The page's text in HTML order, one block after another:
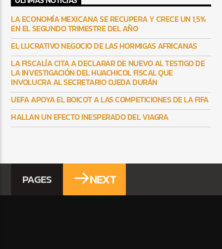
LA ECONOMÍA MEXICANA SE RECUPERA Y CRECE UN 1,5%
EN EL SEGUNDO TRIMESTRE DEL AÑO
EL LUCRATIVO NEGOCIO DE LAS HORMIGAS AFRICANAS
LA FISCALÍA CITA A DECLARAR DE NUEVO AL TESTIGO DE
LA INVESTIGACIÓN DEL HUACHICOL FISCAL QUE
INVOLUCRA AL SECRETARIO OJEDA DURÁN
UEFA APOYA EL BOICOT A LAS COMPETICIONES DE LA FIFA
HALLAN UN EFECTO INESPERADO DEL VIAGRA
PAGES NEXT